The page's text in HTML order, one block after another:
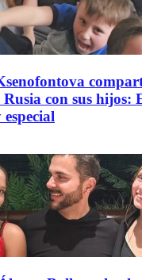
con sus hijos: